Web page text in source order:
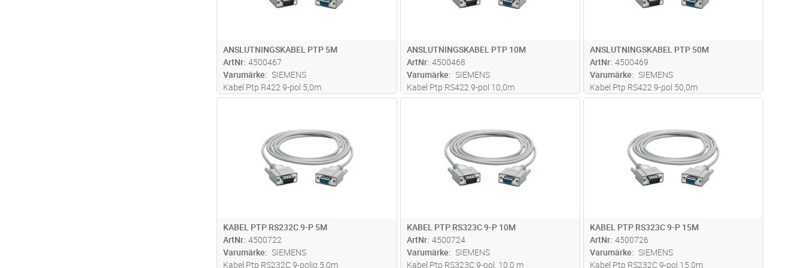
ANSLUTNINGSKABEL PTP 5M
ArtNr 4500467
Varumärke
SIEMENS
Kabel Ptp R422 9-pol 5,0m
ANSLUTNINGSKABEL PTP 10M
ArtNr 4500468
Varumärke
SIEMENS
Kabel Ptp RS422 9-pol 10,0m
ANSLUTNINGSKABEL PTP 50M
ArtNr 4500469
Varumärke
SIEMENS
Kabel Ptp RS422 9-pol 50,0m
KABEL PTP RS232C 9-P 5M
ArtNr 4500722
Varumärke
SIEMENS
Kabel Ptp RS232C 9-polig 5,0m
KABEL PTP RS323C 9-P 10M
ArtNr 4500724
Varumärke
SIEMENS
Kabel Ptp RS323C 9-pol, 10,0 m
KABEL PTP RS323C 9-P 15M
ArtNr 4500726
Varumärke
SIEMENS
Kabel Ptp RS232C 9-pol 15,0m